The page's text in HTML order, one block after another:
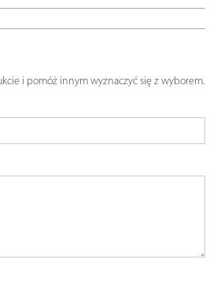
i pomóż innym wyznaczyć się z wyborem.